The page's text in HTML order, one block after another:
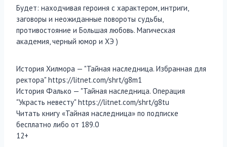
Будет: находчивая героиня с характером, интриги,
заговоры и неожиданные повороты судьбы,
противостояние и Большая любовь. Магическая
академия, черный юмор и ХЭ )
История Хилмора — "Тайная наследница. Избранная для
ректора" https://litnet.com/shrt/g8m1
История Фалько — "Тайная наследница. Операция
"Украсть невесту" https://litnet.com/shrt/g8tu
Читать книгу «Тайная наследница» по подписке
бесплатно либо от 189.0
12+